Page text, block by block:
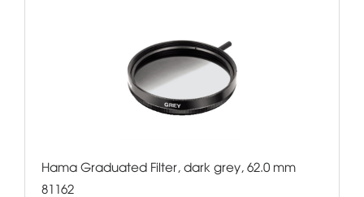
Hama Graduated Filter, dark grey, 62.0 mm
81162